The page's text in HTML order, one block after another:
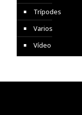
Trípodes
Varios
Vídeo